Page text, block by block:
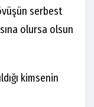
serbest
olursa olsun
kimsenin